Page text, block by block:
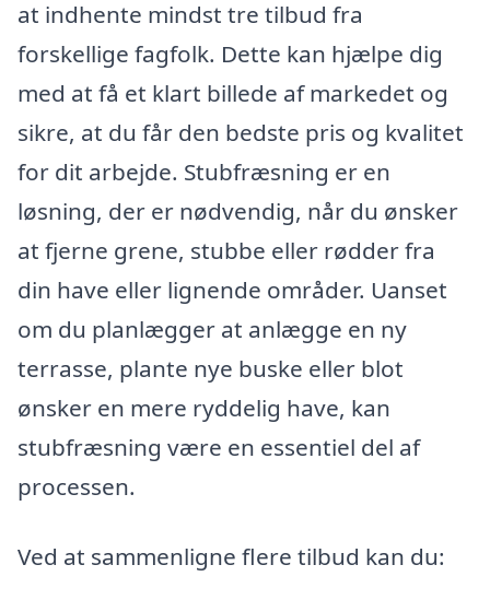
at indhente mindst tre tilbud fra
forskellige fagfolk. Dette kan hjælpe dig
med at få et klart billede af markedet og
sikre, at du får den bedste pris og kvalitet
for dit arbejde. Stubfræsning er en
løsning, der er nødvendig, når du ønsker
at fjerne grene, stubbe eller rødder fra
din have eller lignende områder. Uanset
om du planlægger at anlægge en ny
terrasse, plante nye buske eller blot
ønsker en mere ryddelig have, kan
stubfræsning være en essentiel del af
processen.
Ved at sammenligne flere tilbud kan du: